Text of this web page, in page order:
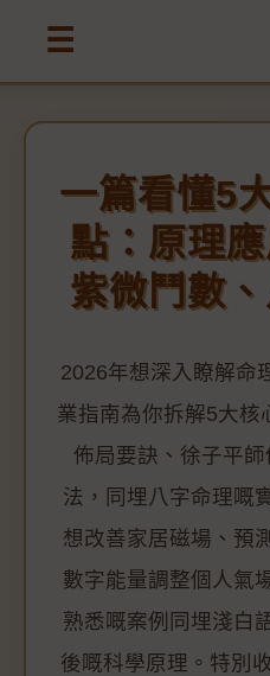
☰
一篇看懂5
點：原理
紫微鬥數
2026年想深入瞭解命
業指南為你拆解5大核
佈局要訣、徐子平
法，同埋八字命理嘅
想改善家居磁場、預
數字能量調整個人氣
熟悉嘅案例同埋淺白
後嘅科學原理。特別